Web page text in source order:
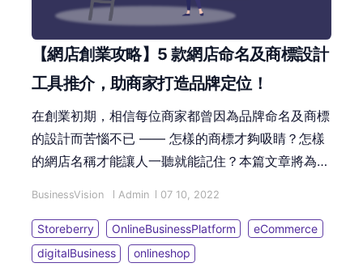
【網店創業攻略】5 款網店命名及商標設計
工具推介，助商家打造品牌定位！
在創業初期，相信每位商家都曾因為品牌命名及商標
的設計而苦惱不已 —— 怎樣的商標才夠吸睛？怎樣
的網店名稱才能讓人一聽就能記住？本篇文章將為您
具，助商家輕鬆解決創業難題！
BusinessVision Admin 07 10, 2022
Storeberry OnlineBusinessPlatform
eCommerce
digitalBusiness
onlineshop